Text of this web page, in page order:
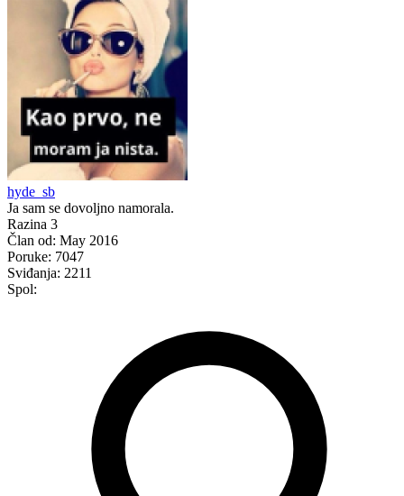
hyde_sb
Ja sam se dovoljno namorala.
Razina 3
Član od: May 2016
Poruke: 7047
Sviđanja: 2211
Spol: